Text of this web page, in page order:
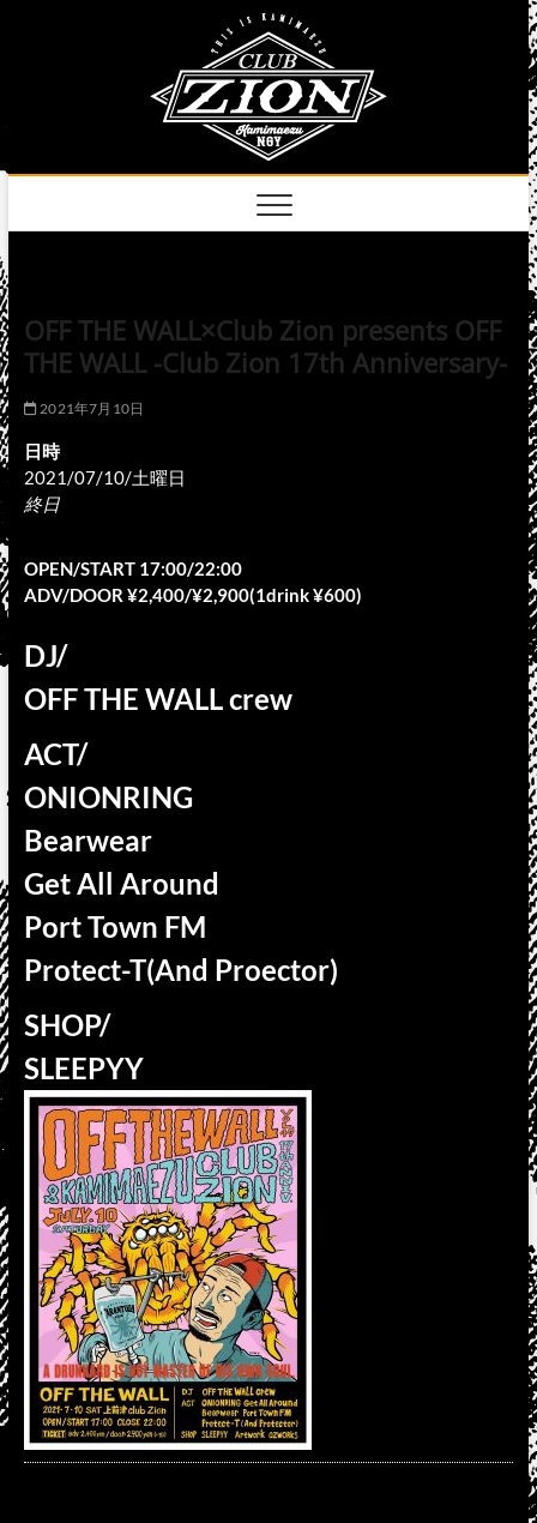
OFF THE WALL×Club Zion presents OFF
THE WALL -Club Zion 17th Anniversary-
2021年7月10日
日時
2021/07/10/土曜日
終日
OPEN/START 17:00/22:00
ADV/DOOR ¥2,400/¥2,900(1drink ¥600)
DJ/
OFF THE WALL crew
ACT/
ONIONRING
Bearwear
Get All Around
Port Town FM
Protect-T(And Proector)
SHOP/
SLEEPYY